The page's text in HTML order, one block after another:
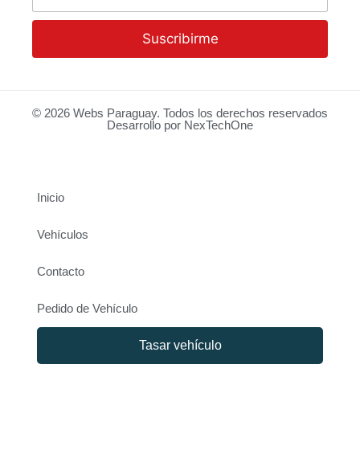
Suscribirme
© 2026 Webs Paraguay. Todos los derechos reservados
Desarrollo por NexTechOne
Inicio
Vehículos
Contacto
Pedido de Vehículo
Tasar vehículo